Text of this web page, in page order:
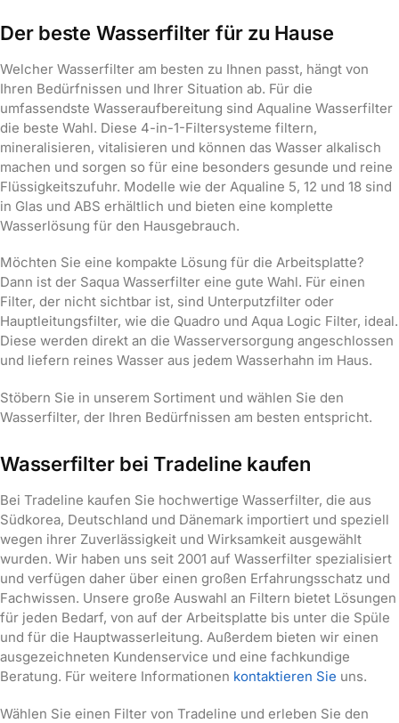
Der beste Wasserfilter für zu Hause
Welcher Wasserfilter am besten zu Ihnen passt, hängt von
Ihren Bedürfnissen und Ihrer Situation ab. Für die
umfassendste Wasseraufbereitung sind Aqualine Wasserfilter
die beste Wahl. Diese 4-in-1-Filtersysteme filtern,
mineralisieren, vitalisieren und können das Wasser alkalisch
machen und sorgen so für eine besonders gesunde und reine
Flüssigkeitszufuhr. Modelle wie der Aqualine 5, 12 und 18 sind
in Glas und ABS erhältlich und bieten eine komplette
Wasserlösung für den Hausgebrauch.
Möchten Sie eine kompakte Lösung für die Arbeitsplatte?
Dann ist der Saqua Wasserfilter eine gute Wahl. Für einen
Filter, der nicht sichtbar ist, sind Unterputzfilter oder
Hauptleitungsfilter, wie die Quadro und Aqua Logic Filter, ideal.
Diese werden direkt an die Wasserversorgung angeschlossen
und liefern reines Wasser aus jedem Wasserhahn im Haus.
Stöbern Sie in unserem Sortiment und wählen Sie den
Wasserfilter, der Ihren Bedürfnissen am besten entspricht.
Wasserfilter bei Tradeline kaufen
Bei Tradeline kaufen Sie hochwertige Wasserfilter, die aus
Südkorea, Deutschland und Dänemark importiert und speziell
wegen ihrer Zuverlässigkeit und Wirksamkeit ausgewählt
wurden. Wir haben uns seit 2001 auf Wasserfilter spezialisiert
und verfügen daher über einen großen Erfahrungsschatz und
Fachwissen. Unsere große Auswahl an Filtern bietet Lösungen
für jeden Bedarf, von auf der Arbeitsplatte bis unter die Spüle
und für die Hauptwasserleitung. Außerdem bieten wir einen
ausgezeichneten Kundenservice und eine fachkundige
Beratung. Für weitere Informationen kontaktieren Sie uns.
Wählen Sie einen Filter von Tradeline und erleben Sie den